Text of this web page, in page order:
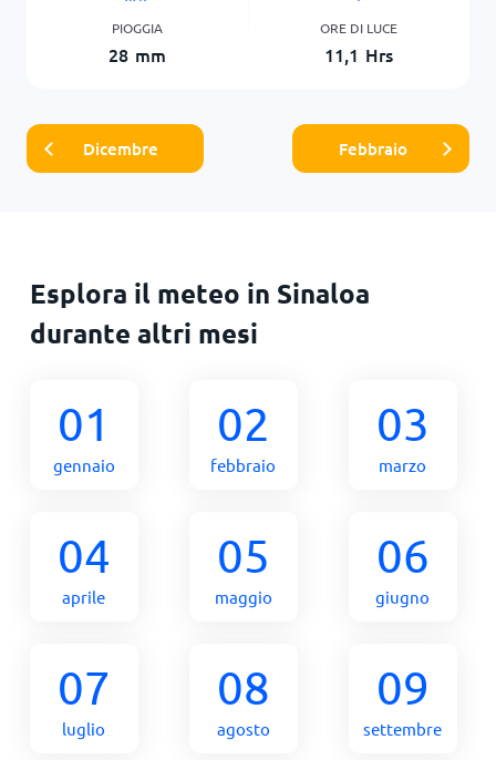
PIOGGIA
28 mm
ORE DI LUCE
11,1 Hrs
Dicembre Febbraio
Esplora il meteo in Sinaloa
durante altri mesi
01
gennaio
02
febbraio
03
marzo
04
aprile
05
maggio
06
giugno
07
luglio
08
agosto
09
settembre